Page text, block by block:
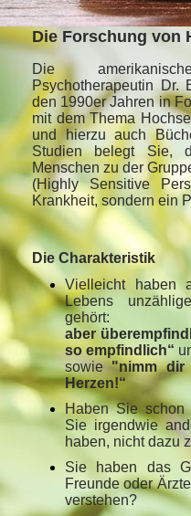
Die Forschung von
Die
Psychotherapeutin
den 1990er Jahren in
mit dem Thema
und hierzu auch
Studien belegt Sie,
Menschen zu der
(Highly Sensitive
Krankheit, sondern ein
Die Charakteristik
Vielleicht haben
Lebens
aber
so empfindlich“
sowie"nimm dir
Herzen!“
Haben Sie
Sie irgendwie
haben, nicht dazu
Sie haben das
Freunde oder
verstehen?